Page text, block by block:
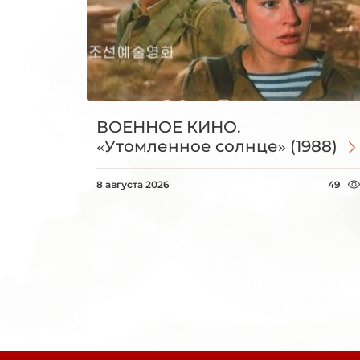
ВОЕННОЕ КИНО.
«Утомленное солнце» (1988)
8 августа 2026 49